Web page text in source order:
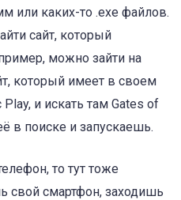
или каких-то .exe файлов.
сайт, который
можно зайти на
который имеет в своем
и искать там Gates of
в поиске и запускаешь.
то тут тоже
свой смартфон, заходишь